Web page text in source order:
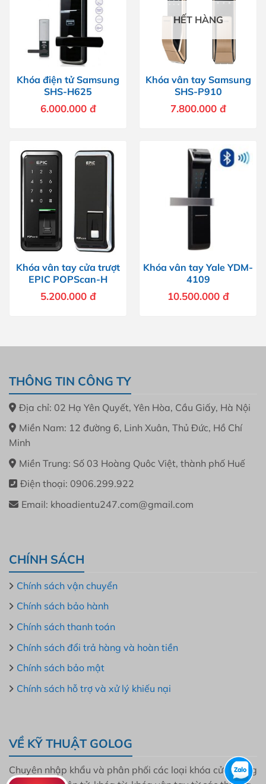
Khóa điện tử Samsung
SHS-H625
6.000.000 đ
HẾT HÀNG
Khóa vân tay Samsung
SHS-P910
7.800.000 đ
Khóa vân tay cửa trượt
EPIC POPScan-H
5.200.000 đ
Khóa vân tay Yale YDM-
4109
10.500.000 đ
THÔNG TIN CÔNG TY
Địa chỉ: 02 Hạ Yên Quyết, Yên Hòa, Cầu Giấy, Hà Nội
Miền Nam: 12 đường 6, Linh Xuân, Thủ Đức, Hồ Chí
Minh
Miền Trung: Số 03 Hoàng Quôc Việt, thành phố Huế
Điện thoại: 0906.299.922
Email: khoadientu247.com@gmail.com
CHÍNH SÁCH
Chính sách vận chuyển
Chính sách bảo hành
Chính sách thanh toán
Chính sách đổi trả hàng và hoàn tiền
Chính sách bảo mật
Chính sách hỗ trợ và xử lý khiếu nại
VỀ KỸ THUẬT GOLOG
Chuyên nhập khẩu và phân phối các loại khóa cửa thông